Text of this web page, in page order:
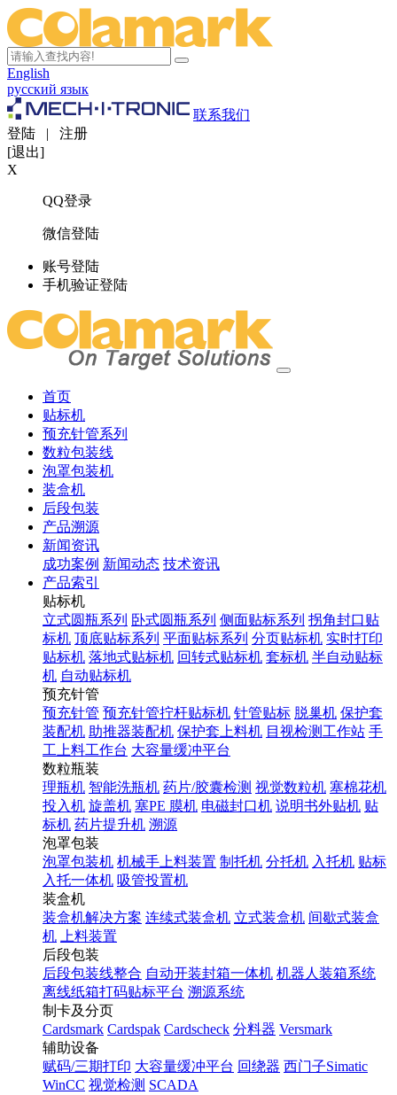
English
русский язык
联系我们
登陆 | 注册
[退出]
X
QQ登录
微信登陆
账号登陆
手机验证登陆
首页
贴标机
预充针管系列
数粒包装线
泡罩包装机
装盒机
后段包装
产品溯源
新闻资讯
成功案例 新闻动态 技术资讯
产品索引
贴标机
立式圆瓶系列 卧式圆瓶系列 侧面贴标系列 拐角封口贴
标机 顶底贴标系列 平面贴标系列 分页贴标机 实时打印
贴标机 落地式贴标机 回转式贴标机 套标机 半自动贴标
机 自动贴标机
预充针管
预充针管 预充针管拧杆贴标机 针管贴标 脱巢机 保护套
装配机 助推器装配机 保护套上料机 目视检测工作站 手
工上料工作台 大容量缓冲平台
数粒瓶装
理瓶机 智能洗瓶机 药片/胶囊检测 视觉数粒机 塞棉花机
投入机 旋盖机 塞PE 膜机 电磁封口机 说明书外贴机 贴
标机 药片提升机 溯源
泡罩包装
泡罩包装机 机械手上料装置 制托机 分托机 入托机 贴标
入托一体机 吸管投置机
装盒机
装盒机解决方案 连续式装盒机 立式装盒机 间歇式装盒
机
上料装置
后段包装
后段包装线整合 自动开装封箱一体机 机器人装箱系统
离线纸箱打码贴标平台 溯源系统
制卡及分页
Cardsmark Cardspak Cardscheck 分料器 Versmark
辅助设备
赋码/三期打印 大容量缓冲平台 回绕器 西门子Simatic
WinCC 视觉检测 SCADA